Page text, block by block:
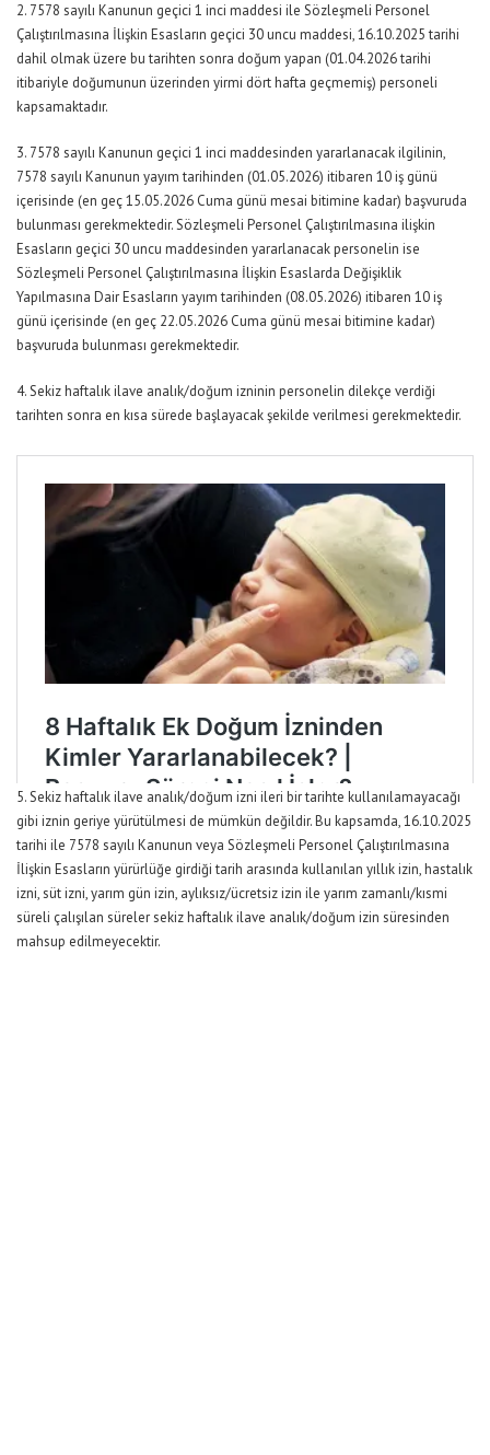
2. 7578 sayılı Kanunun geçici 1 inci maddesi ile Sözleşmeli Personel
Çalıştırılmasına İlişkin Esasların geçici 30 uncu maddesi, 16.10.2025 tarihi
dahil olmak üzere bu tarihten sonra doğum yapan (01.04.2026 tarihi
itibariyle doğumunun üzerinden yirmi dört hafta geçmemiş) personeli
kapsamaktadır.
3. 7578 sayılı Kanunun geçici 1 inci maddesinden yararlanacak ilgilinin,
7578 sayılı Kanunun yayım tarihinden (01.05.2026) itibaren 10 iş günü
içerisinde (en geç 15.05.2026 Cuma günü mesai bitimine kadar) başvuruda
bulunması gerekmektedir. Sözleşmeli Personel Çalıştırılmasına ilişkin
Esasların geçici 30 uncu maddesinden yararlanacak personelin ise
Sözleşmeli Personel Çalıştırılmasına İlişkin Esaslarda Değişiklik
Yapılmasına Dair Esasların yayım tarihinden (08.05.2026) itibaren 10 iş
günü içerisinde (en geç 22.05.2026 Cuma günü mesai bitimine kadar)
başvuruda bulunması gerekmektedir.
4. Sekiz haftalık ilave analık/doğum izninin personelin dilekçe verdiği
tarihten sonra en kısa sürede başlayacak şekilde verilmesi gerekmektedir.
5. Sekiz haftalık ilave analık/doğum izni ileri bir tarihte kullanılamayacağı
gibi iznin geriye yürütülmesi de mümkün değildir. Bu kapsamda, 16.10.2025
tarihi ile 7578 sayılı Kanunun veya Sözleşmeli Personel Çalıştırılmasına
İlişkin Esasların yürürlüğe girdiği tarih arasında kullanılan yıllık izin, hastalık
izni, süt izni, yarım gün izin, aylıksız/ücretsiz izin ile yarım zamanlı/kısmi
süreli çalışılan süreler sekiz haftalık ilave analık/doğum izin süresinden
mahsup edilmeyecektir.